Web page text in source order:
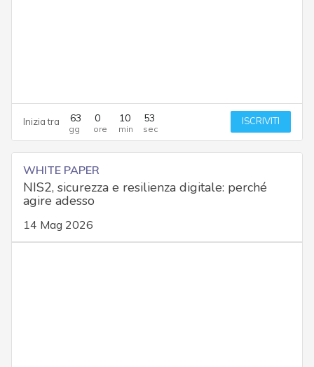
Inizia tra 63 0 10 52 ISCRIVITI
WHITE PAPER
NIS2, sicurezza e resilienza digitale: perché
agire adesso
14 Mag 2026